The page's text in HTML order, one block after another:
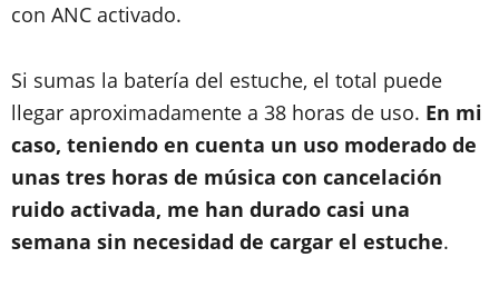
con ANC activado.
Si sumas la batería del estuche, el total puede
llegar aproximadamente a 38 horas de uso. En mi
caso, teniendo en cuenta un uso moderado de
unas tres horas de música con cancelación
ruido activada, me han durado casi una
semana sin necesidad de cargar el estuche.